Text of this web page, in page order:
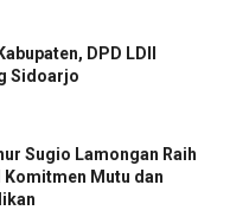
DPD LDII
Sidoarjo
Sugio Lamongan Raih
Mutu dan